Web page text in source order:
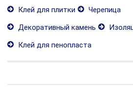
Клей для плитки
Черепица
Декоративный камень
Клей для пенопласта